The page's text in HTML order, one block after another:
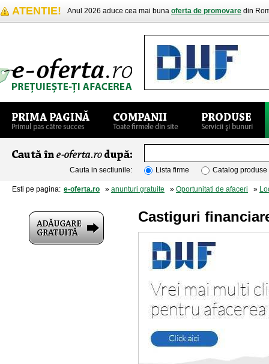
ATENTIE! Anul 2026 aduce cea mai buna oferta de promovare din
Cauta in sectiunile: Lista firme Catalog produse
Esti pe pagina: e-oferta.ro » anunturi gratuite » Oportunitati de afaceri »
Castiguri